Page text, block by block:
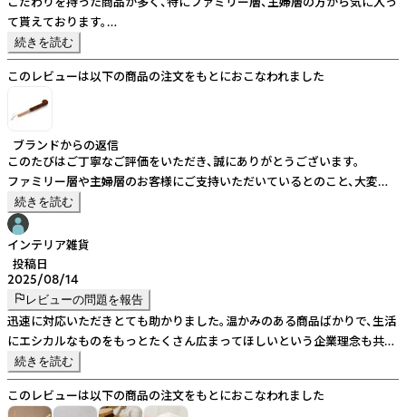
て貰えております。
沖縄からの発送のため、納期の面で心配などありましたが問題もなくスム
ーズにお取引させて頂き安心しております。ありがとうございます。
続きを読む
このレビューは以下の商品の注文をもとにおこなわれました
ブランドからの返信
このたびはご丁寧なご評価をいただき、誠にありがとうございます。
ファミリー層や主婦層のお客様にご支持いただいているとのこと、大変嬉
しく存じます。
今後もご満足いただける商品・サービスをご提供できるよう努めてまいり
ます。
引き続きどうぞよろしくお願い申し上げます。
続きを読む
インテリア雑貨
投稿日
2025/08/14
レビューの問題を報告
迅速に対応いただきとても助かりました。温かみのある商品ばかりで、生活
にエシカルなものをもっとたくさん広まってほしいという企業理念も共感
いたしました。梱包にもプラスチックフリーを徹底している姿勢が素晴ら
しいと感じました。気持ちよく取引をさせていただきご縁に感謝いたしま
す。
続きを読む
このレビューは以下の商品の注文をもとにおこなわれました